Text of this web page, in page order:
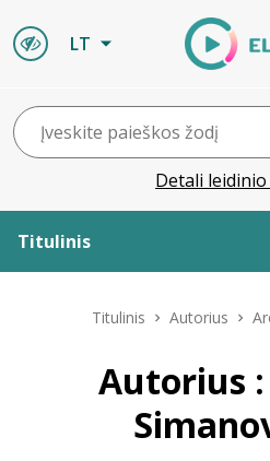
LT
Detali
Titulinis
ELVIS atvyksta
Titulinis Autorius
Autorius